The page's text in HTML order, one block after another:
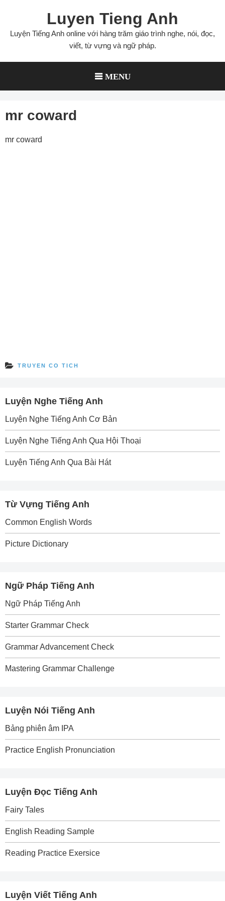
content
Luyen Tieng Anh
Luyện Tiếng Anh online với hàng trăm giáo trình nghe, nói, đọc,
viết, từ vựng và ngữ pháp.
MENU
mr coward
mr coward
TRUYEN CO TICH
Luyện Nghe Tiếng Anh
Luyện Nghe Tiếng Anh Cơ Bản
Luyện Nghe Tiếng Anh Qua Hội Thoại
Luyện Tiếng Anh Qua Bài Hát
Từ Vựng Tiếng Anh
Common English Words
Picture Dictionary
Ngữ Pháp Tiếng Anh
Ngữ Pháp Tiếng Anh
Starter Grammar Check
Grammar Advancement Check
Mastering Grammar Challenge
Luyện Nói Tiếng Anh
Bảng phiên âm IPA
Practice English Pronunciation
Luyện Đọc Tiếng Anh
Fairy Tales
English Reading Sample
Reading Practice Exersice
Luyện Viết Tiếng Anh